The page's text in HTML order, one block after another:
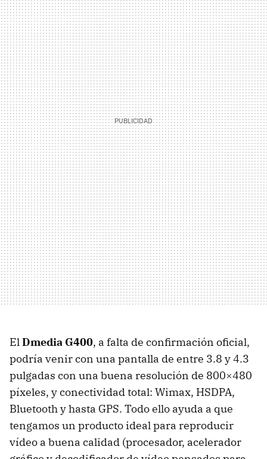
ElDmedia G400, a falta de confirmación oficial,
podría venir con una pantalla de entre 3.8 y 4.3
pulgadas con una buena resolución de 800×480
píxeles, y conectividad total: Wimax, HSDPA,
Bluetooth y hasta GPS. Todo ello ayuda a que
tengamos un producto ideal para reproducir
vídeo a buena calidad (procesador, acelerador